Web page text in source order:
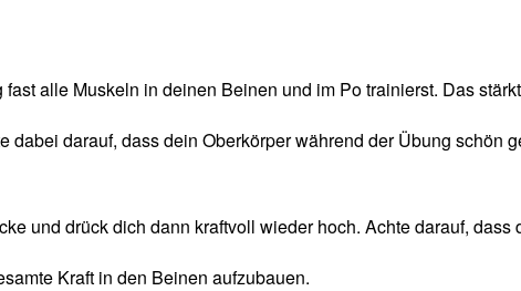
alle Muskeln in deinen Beinen und im Po trainierst. Das
darauf, dass dein Oberkörper während der Übung schön
und drück dich dann kraftvoll wieder hoch. Achte darauf,
Kraft in den Beinen aufzubauen.